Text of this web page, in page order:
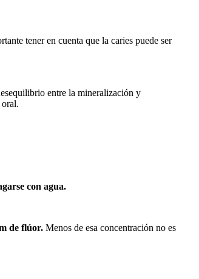
tener en cuenta que la caries puede ser
entre la mineralización y
con agua.
de flúor. Menos de esa concentración no es